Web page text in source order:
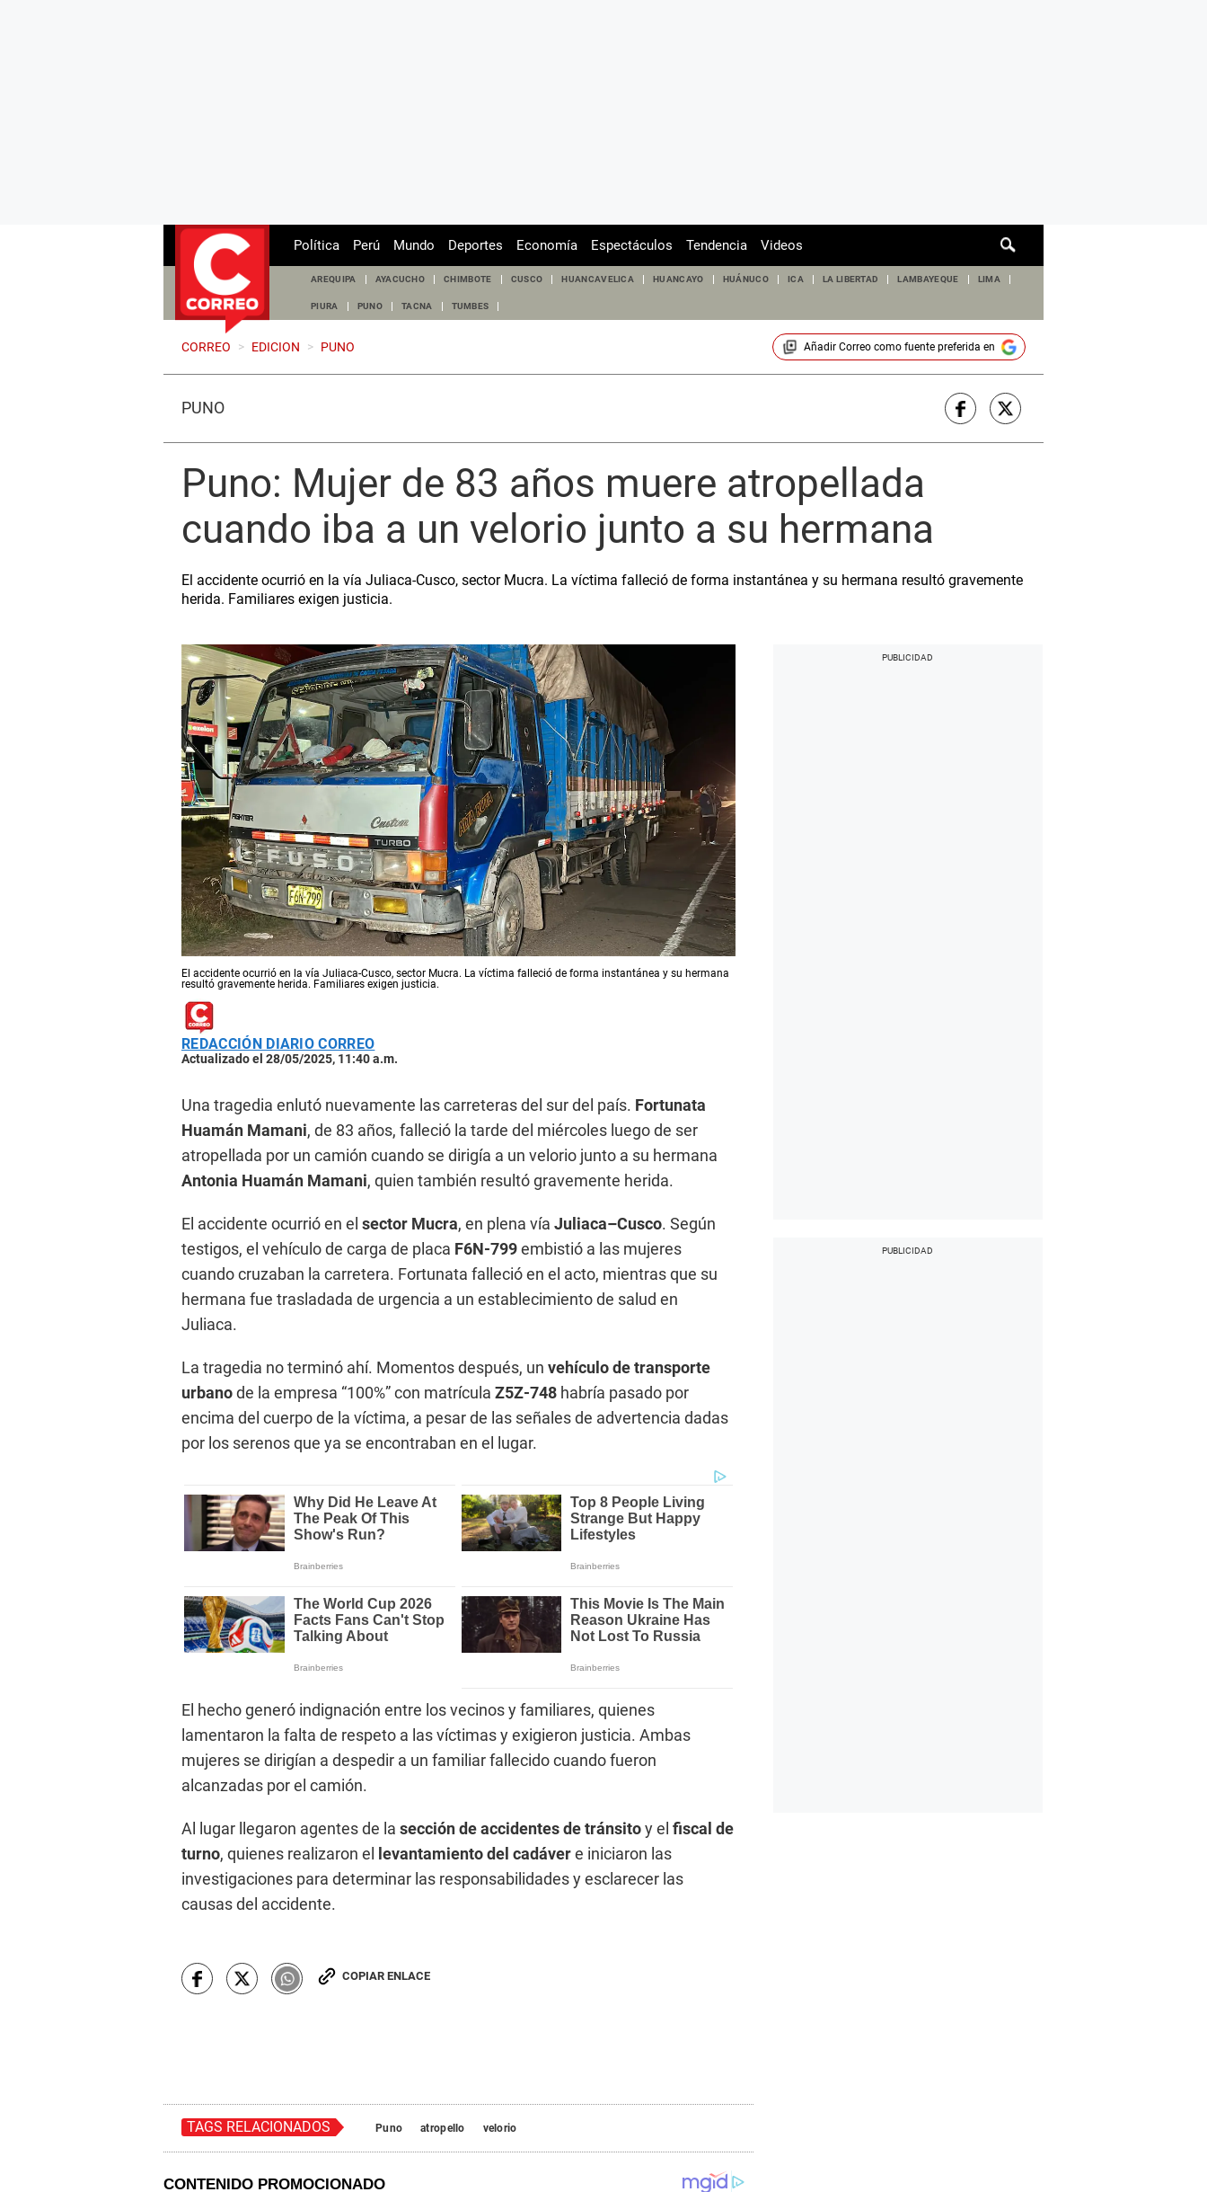
de
Política Perú Mundo Deportes Economía Espectáculos Tendencia Videos
AREQUIPA AYACUCHO CHIMBOTE CUSCO HUANCAVELICA HUANCAYO HUÁNUCO ICA LA LIBERTAD LAMBAYEQUE LIMA
PIURA PUNO TACNA TUMBES
CORREO > EDICION > PUNO Añadir Correocomo fuente preferida en
PUNO
Puno: Mujer de 83 años muere atropellada
cuando iba a un velorio junto a su hermana
El accidente ocurrió en la vía Juliaca-Cusco, sector Mucra. La víctima falleció de forma instantánea y su hermana resultó gravemente
herida. Familiares exigen justicia.
El accidente ocurrió en la vía Juliaca-Cusco, sector Mucra. La víctima falleció de forma instantánea y su hermana
resultó gravemente herida. Familiares exigen justicia.
REDACCIÓN DIARIO CORREO
Actualizado el 28/05/2025, 11:40 a.m.
Una tragedia enlutó nuevamente las carreteras del sur del país. Fortunata
Huamán Mamani, de 83 años, falleció la tarde del miércoles luego de ser
atropellada por un camión cuando se dirigía a un velorio junto a su hermana
Antonia Huamán Mamani, quien también resultó gravemente herida.
El accidente ocurrió en el sector Mucra, en plena vía Juliaca–Cusco. Según
testigos, el vehículo de carga de placa F6N-799embistió a las mujeres
cuando cruzaban la carretera. Fortunata falleció en el acto, mientras que su
hermana fue trasladada de urgencia a un establecimiento de salud en
Juliaca.
La tragedia no terminó ahí. Momentos después, un vehículo de transporte
urbanode la empresa “100%” con matrícula Z5Z-748 habría pasado por
encima del cuerpo de la víctima, a pesar de las señales de advertencia dadas
por los serenos que ya se encontraban en el lugar.
El hecho generó indignación entre los vecinos y familiares, quienes
lamentaron la falta de respeto a las víctimas y exigieron justicia. Ambas
mujeres se dirigían a despedir a un familiar fallecido cuando fueron
alcanzadas por el camión.
Al lugar llegaron agentes de la sección de accidentes de tránsitoy el fiscal de
turno, quienes realizaron el levantamiento del cadávere iniciaron las
investigaciones para determinar las responsabilidades y esclarecer las
causas del accidente.
COPIAR ENLACE
TAGS RELACIONADOS Puno atropello velorio